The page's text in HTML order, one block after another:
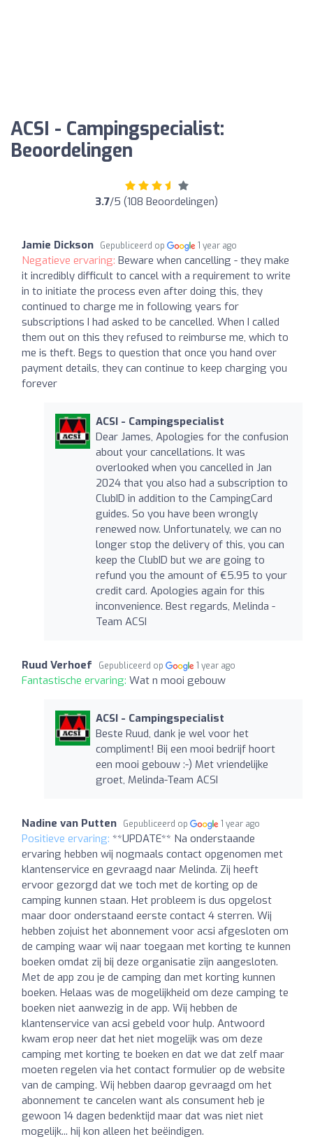
ACSI - Campingspecialist:
Beoordelingen
3.7/5 (108 Beoordelingen)
Jamie Dickson Gepubliceerd op 1 year ago
Negatieve ervaring: Beware when cancelling - they make
it incredibly difficult to cancel with a requirement to write
in to initiate the process even after doing this, they
continued to charge me in following years for
subscriptions I had asked to be cancelled. When I called
them out on this they refused to reimburse me, which to
me is theft. Begs to question that once you hand over
payment details, they can continue to keep charging you
forever
ACSI - Campingspecialist
Dear James, Apologies for the confusion
about your cancellations. It was
overlooked when you cancelled in Jan
2024 that you also had a subscription to
ClubID in addition to the CampingCard
guides. So you have been wrongly
renewed now. Unfortunately, we can no
longer stop the delivery of this, you can
keep the ClubID but we are going to
refund you the amount of €5.95 to your
credit card. Apologies again for this
inconvenience. Best regards, Melinda -
Team ACSI
Ruud Verhoef Gepubliceerd op 1 year ago
Fantastische ervaring: Wat n mooi gebouw
ACSI - Campingspecialist
Beste Ruud, dank je wel voor het
compliment! Bij een mooi bedrijf hoort
een mooi gebouw :-) Met vriendelijke
groet, Melinda-Team ACSI
Nadine van Putten Gepubliceerd op 1 year ago
Positieve ervaring: **UPDATE** Na onderstaande
ervaring hebben wij nogmaals contact opgenomen met
klantenservice en gevraagd naar Melinda. Zij heeft
ervoor gezorgd dat we toch met de korting op de
camping kunnen staan. Het probleem is dus opgelost
maar door onderstaand eerste contact 4 sterren. Wij
hebben zojuist het abonnement voor acsi afgesloten om
de camping waar wij naar toegaan met korting te kunnen
boeken omdat zij bij deze organisatie zijn aangesloten.
Met de app zou je de camping dan met korting kunnen
boeken. Helaas was de mogelijkheid om deze camping te
boeken niet aanwezig in de app. Wij hebben de
klantenservice van acsi gebeld voor hulp. Antwoord
kwam erop neer dat het niet mogelijk was om deze
camping met korting te boeken en dat we dat zelf maar
moeten regelen via het contact formulier op de website
van de camping. Wij hebben daarop gevraagd om het
abonnement te cancelen want als consument heb je
gewoon 14 dagen bedenktijd maar dat was niet niet
mogelijk... hij kon alleen het beëindigen.